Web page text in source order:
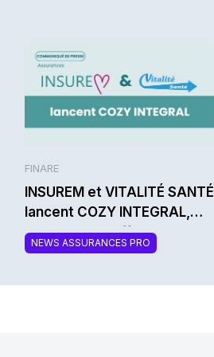
FINARE
INSUREM et VITALITÉ SANTÉ
lancent COZY INTEGRAL,
une nouvelle offre de
complémentaire santé
NEWS ASSURANCES PRO